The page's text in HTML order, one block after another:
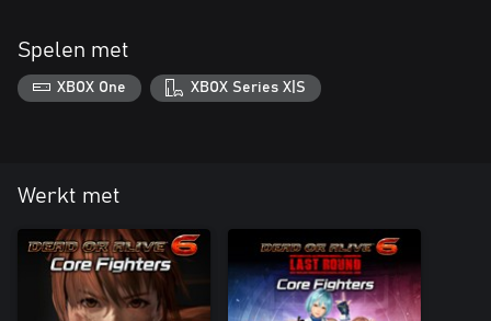
Spelen met
XBOX One XBOX Series X|S
Werkt met